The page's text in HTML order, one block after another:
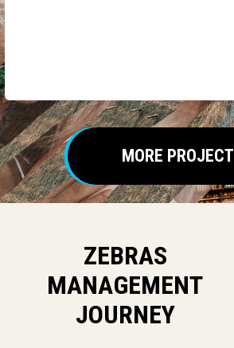
MORE PROJECT
ZEBRAS
MANAGEMENT
JOURNEY